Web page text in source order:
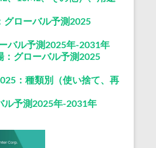
グローバル予測2025
バル予測2025年-2031年
：グローバル予測2025
：種類別（使い捨て、再
ル予測2025年-2031年